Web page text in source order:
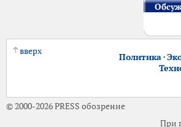
вверх
Политика·
© 2000-2026 PRESS обозрение
При